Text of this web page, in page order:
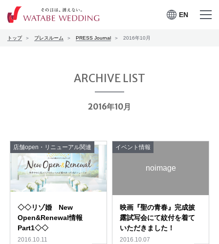
EN
EN
ワタベウェディングサービ
スサイト
採用情報
トップ プレスルーム PRESS Journal 2016年10月
ARCHIVE LIST
2016年10月
店舗open・リニューアル関連
◇◇リゾ婚 New
Open&Renewal情報
Part1◇◇
2016.10.11
noimage
イベント情報
映画『聖の青春』完成披
露試写会にて紋付を着て
いただきました！
2016.10.07